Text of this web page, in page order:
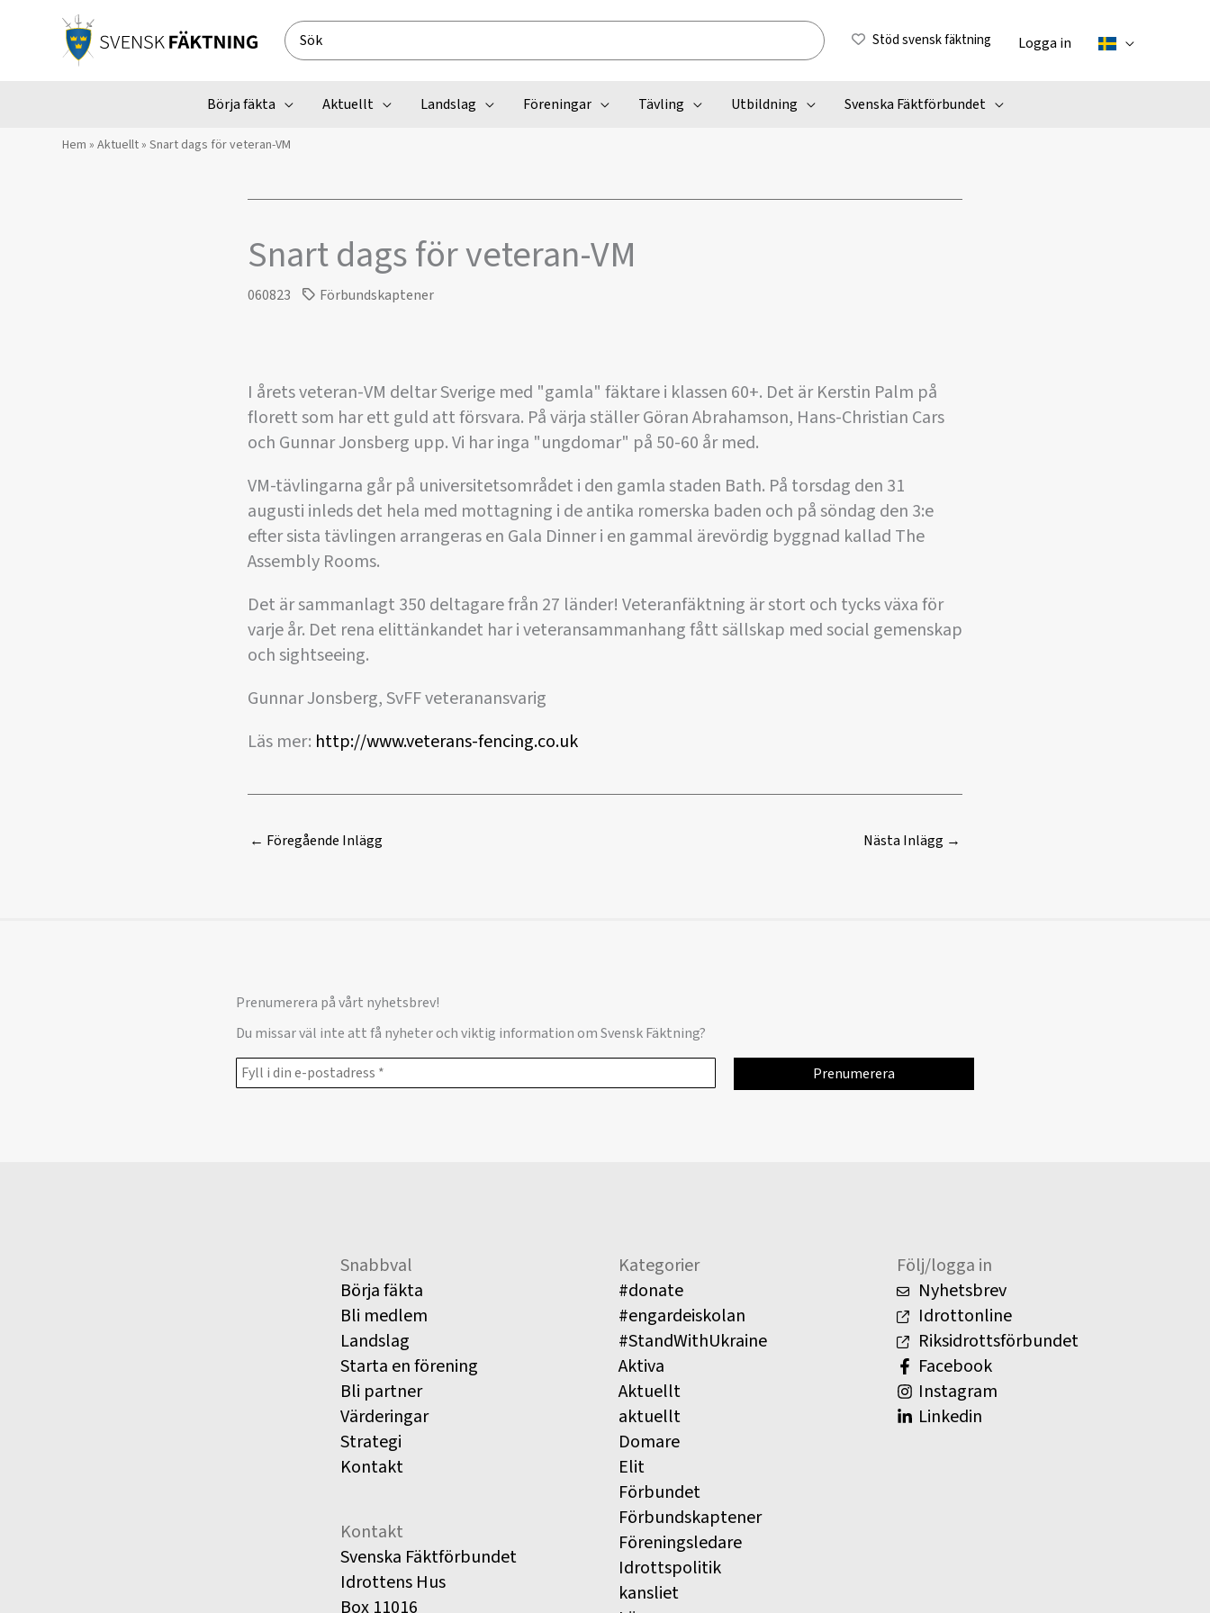
Search
for:
Stöd svensk fäktning Logga in
Börja fäkta Aktuellt Landslag Föreningar Tävling Utbildning Svenska Fäktförbundet
Hem » Aktuellt» Snart dags för veteran-VM
Snart dags för veteran-VM
060823 Förbundskaptener
I årets veteran-VM deltar Sverige med "gamla" fäktare i klassen 60+. Det är Kerstin Palm på
florett som har ett guld att försvara. På värja ställer Göran Abrahamson, Hans-Christian Cars
och Gunnar Jonsberg upp. Vi har inga "ungdomar" på 50-60 år med.
VM-tävlingarna går på universitetsområdet i den gamla staden Bath. På torsdag den 31
augusti inleds det hela med mottagning i de antika romerska baden och på söndag den 3:e
efter sista tävlingen arrangeras en Gala Dinner i en gammal ärevördig byggnad kallad The
Assembly Rooms.
Det är sammanlagt 350 deltagare från 27 länder! Veteranfäktning är stort och tycks växa för
varje år. Det rena elittänkandet har i veteransammanhang fått sällskap med social gemenskap
och sightseeing.
Gunnar Jonsberg, SvFF veteranansvarig
Läs mer: http://www.veterans-fencing.co.uk
← Föregående Inlägg Nästa Inlägg →
Prenumerera på vårt nyhetsbrev!
Du missar väl inte att få nyheter och viktig information om Svensk Fäktning?
Snabbval
Börja fäkta
Bli medlem
Landslag
Starta en förening
Bli partner
Värderingar
Strategi
Kontakt
Kontakt
Svenska Fäktförbundet
Idrottens Hus
Box 11016
Kategorier
#donate
#engardeiskolan
#StandWithUkraine
Aktiva
Aktuellt
aktuellt
Domare
Elit
Förbundet
Förbundskaptener
Föreningsledare
Idrottspolitik
kansliet
Följ/logga in
Nyhetsbrev
Idrottonline
Riksidrottsförbundet
Facebook
Instagram
Linkedin